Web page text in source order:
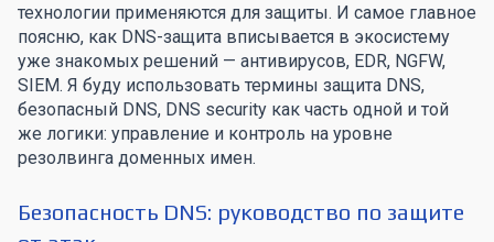
технологии применяются для защиты. И самое главное
поясню, как DNS-защита вписывается в экосистему
уже знакомых решений — антивирусов, EDR, NGFW,
SIEM. Я буду использовать термины защита DNS,
безопасный DNS, DNS security как часть одной и той
же логики: управление и контроль на уровне
резолвинга доменных имен.
Безопасность DNS: руководство по защите